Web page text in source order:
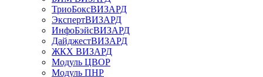
ТриоБоксВИЗАРД
ЭкспертВИЗАРД
ИнфоБэйсВИЗАРД
ДайджестВИЗАРД
ЖКХ ВИЗАРД
Модуль ЦВОР
Модуль ПНР